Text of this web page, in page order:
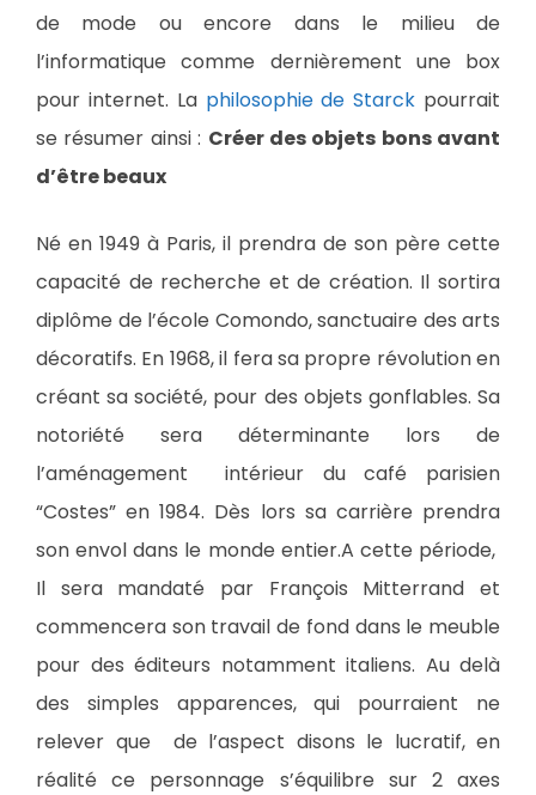
de mode ou encore dans le milieu de
l’informatique comme dernièrement une box
pour internet. La philosophie de Starck pourrait
se résumer ainsi : Créer des objets bons avant
d’être beaux
Né en 1949 à Paris, il prendra de son père cette
capacité de recherche et de création. Il sortira
diplôme de l’école Comondo, sanctuaire des arts
décoratifs. En 1968, il fera sa propre révolution en
créant sa société, pour des objets gonflables. Sa
notoriété sera déterminante lors de
l’aménagement intérieur du café parisien
“Costes” en 1984. Dès lors sa carrière prendra
son envol dans le monde entier.A cette période,
Il sera mandaté par François Mitterrand et
commencera son travail de fond dans le meuble
pour des éditeurs notamment italiens. Au delà
des simples apparences, qui pourraient ne
relever que de l’aspect disons le lucratif, en
réalité ce personnage s’équilibre sur 2 axes